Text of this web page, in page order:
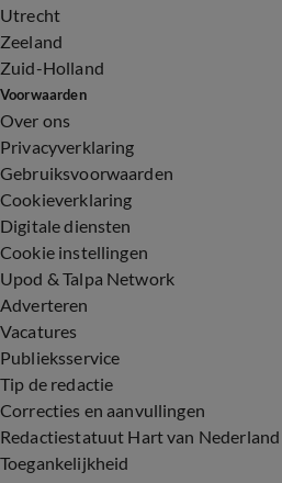
Utrecht
Zeeland
Zuid-Holland
Voorwaarden
Over ons
Privacyverklaring
Gebruiksvoorwaarden
Cookieverklaring
Digitale diensten
Cookie instellingen
Upod & Talpa Network
Adverteren
Vacatures
Publieksservice
Tip de redactie
Correcties en aanvullingen
Redactiestatuut Hart van Nederland
Toegankelijkheid